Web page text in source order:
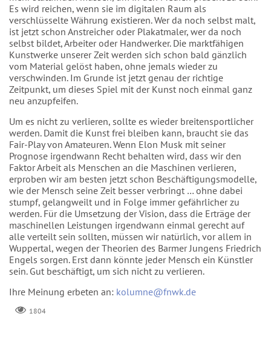
Es wird reichen, wenn sie im digitalen Raum als
verschlüsselte Währung existieren. Wer da noch selbst malt,
ist jetzt schon Anstreicher oder Plakatmaler, wer da noch
selbst bildet, Arbeiter oder Handwerker. Die marktfähigen
Kunstwerke unserer Zeit werden sich schon bald gänzlich
vom Material gelöst haben, ohne jemals wieder zu
verschwinden. Im Grunde ist jetzt genau der richtige
Zeitpunkt, um dieses Spiel mit der Kunst noch einmal ganz
neu anzupfeifen.
Um es nicht zu verlieren, sollte es wieder breitensportlicher
werden. Damit die Kunst frei bleiben kann, braucht sie das
Fair-Play von Amateuren. Wenn Elon Musk mit seiner
Prognose irgendwann Recht behalten wird, dass wir den
Faktor Arbeit als Menschen an die Maschinen verlieren,
erproben wir am besten jetzt schon Beschäftigungsmodelle,
wie der Mensch seine Zeit besser verbringt … ohne dabei
stumpf, gelangweilt und in Folge immer gefährlicher zu
werden. Für die Umsetzung der Vision, dass die Erträge der
maschinellen Leistungen irgendwann einmal gerecht auf
alle verteilt sein sollten, müssen wir natürlich, vor allem in
Wuppertal, wegen der Theorien des Barmer Jungens Friedrich
Engels sorgen. Erst dann könnte jeder Mensch ein Künstler
sein. Gut beschäftigt, um sich nicht zu verlieren.
Ihre Meinung erbeten an: kolumne@fnwk.de
1804